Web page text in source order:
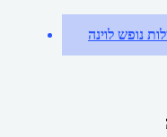
נופש לוינה